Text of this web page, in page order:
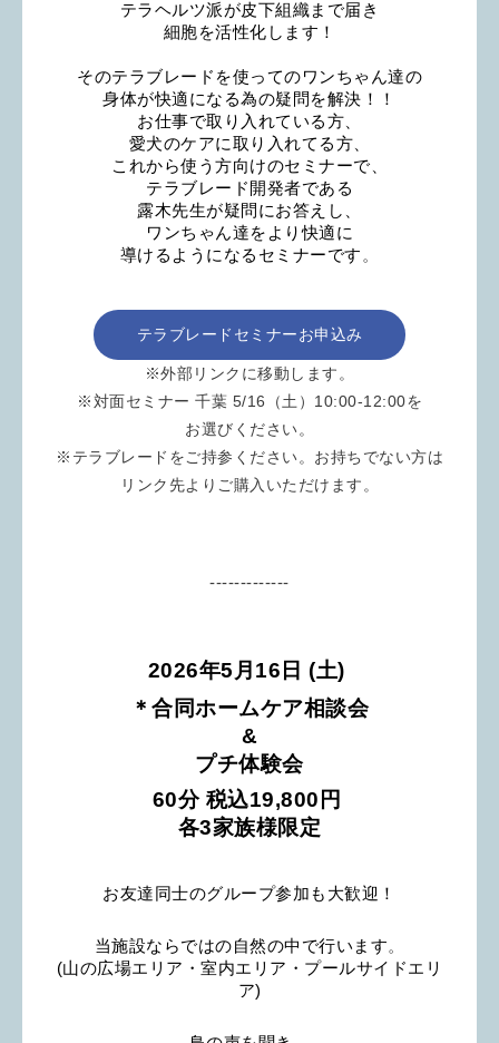
テラヘルツ派が皮下組織まで届き
細胞を活性化します！
そのテラブレードを使ってのワンちゃん達の
身体が快適になる為の疑問を解決！！
お仕事で取り入れている方、
愛犬のケアに取り入れてる方、
これから使う方向けのセミナーで、
テラブレード開発者である
露木先生が疑問にお答えし、
ワンちゃん達をより快適に
導けるようになるセミナーです 。
テラブレードセミナーお申込み
※外部リンクに移動します。
※対面セミナー 千葉 5/16（土）10:00-12:00を
お選びください。
※テラブレードをご持参ください。お持ちでない方は
リンク先よりご購入いただけます。
-------------
2026年5月16日 (土)
＊合同ホームケア相談会
&
プチ体験会
60分 税込19,800 円
各3家族様限定
お友達同士のグループ参加も大歓迎！
当施設ならではの自然の中で行います。
(山の広場エリア・室内エリア・プールサイドエリ
ア)